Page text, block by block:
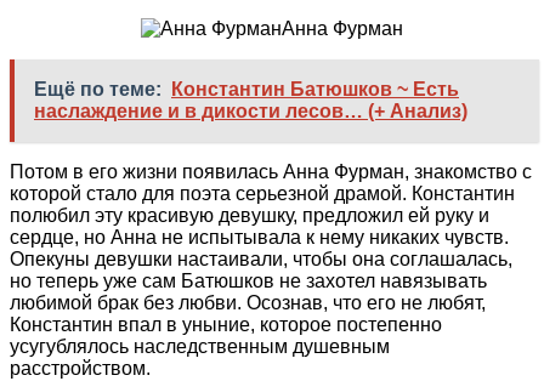
Анна Фурман
Ещё по теме:
Константин Батюшков ~ Есть
наслаждение и в дикости лесов… (+ Анализ)
Потом в его жизни появилась Анна Фурман, знакомство с
которой стало для поэта серьезной драмой. Константин
полюбил эту красивую девушку, предложил ей руку и
сердце, но Анна не испытывала к нему никаких чувств.
Опекуны девушки настаивали, чтобы она соглашалась,
но теперь уже сам Батюшков не захотел навязывать
любимой брак без любви. Осознав, что его не любят,
Константин впал в уныние, которое постепенно
усугублялось наследственным душевным
расстройством.